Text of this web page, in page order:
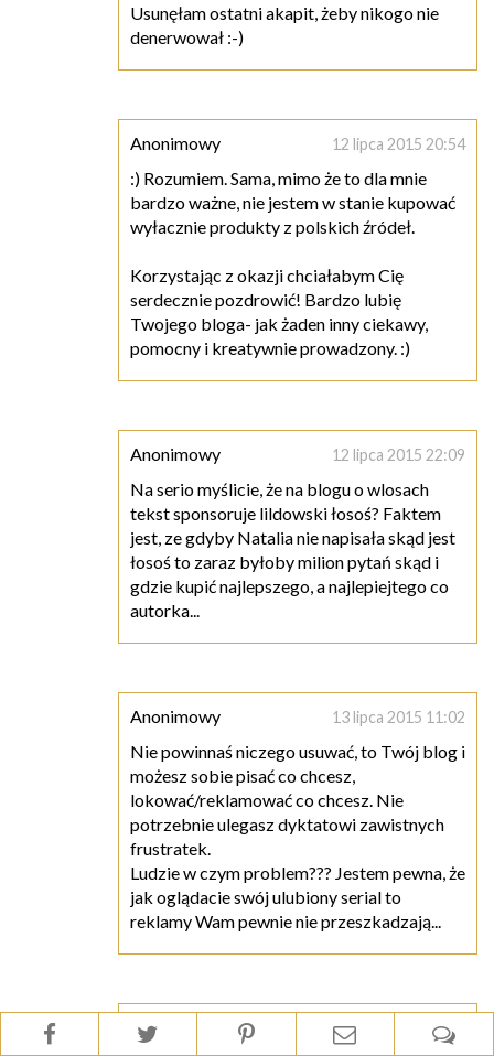
Usunęłam ostatni akapit, żeby nikogo nie
denerwował :-)
Anonimowy 12 lipca 2015 20:54
:) Rozumiem. Sama, mimo że to dla mnie
bardzo ważne, nie jestem w stanie kupować
wyłacznie produkty z polskich źródeł.
Korzystając z okazji chciałabym Cię
serdecznie pozdrowić! Bardzo lubię
Twojego bloga- jak żaden inny ciekawy,
pomocny i kreatywnie prowadzony. :)
Anonimowy 12 lipca 2015 22:09
Na serio myślicie, że na blogu o wlosach
tekst sponsoruje lildowski łosoś? Faktem
jest, ze gdyby Natalia nie napisała skąd jest
łosoś to zaraz byłoby milion pytań skąd i
gdzie kupić najlepszego, a najlepiejtego co
autorka...
Anonimowy 13 lipca 2015 11:02
Nie powinnaś niczego usuwać, to Twój blog i
możesz sobie pisać co chcesz,
lokować/reklamować co chcesz. Nie
potrzebnie ulegasz dyktatowi zawistnych
frustratek.
Ludzie w czym problem??? Jestem pewna, że
jak oglądacie swój ulubiony serial to
reklamy Wam pewnie nie przeszkadzają...
Anonimowy 13 lipca 2015 16:58